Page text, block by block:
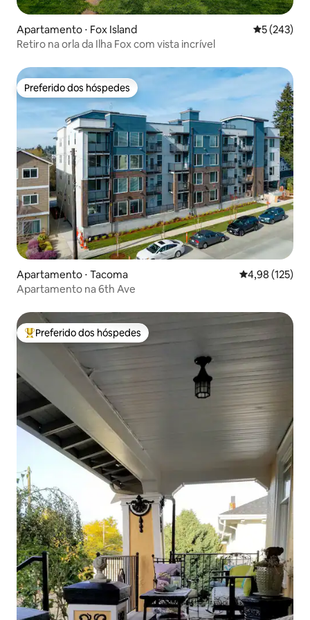
Apartamento ⋅ Fox Island 5 de uma
5 (243)
Retiro na orla da Ilha Fox com vista incrível
Preferido dos hóspedes
Preferido dos hóspedes
Apartamento ⋅ Tacoma 4,98 de uma
4,98 (125)
Apartamento na 6th Ave
Entre os melhores preferidos dos hóspedes
Preferido dos hóspedes